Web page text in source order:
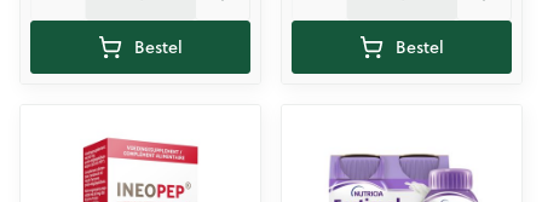
Bestel Bestel